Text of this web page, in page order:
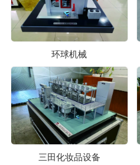
环球机械
三田化妆品设备